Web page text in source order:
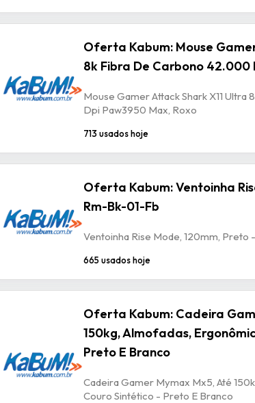
Oferta Kabum: Mouse
8k Fibra De Carbono 42.000
Mouse Gamer Attack Shark X11
Dpi Paw3950 Max, Roxo
713 usados hoje
Oferta Kabum: Ventoinha
Rm-Bk-01-Fb
Ventoinha Rise Mode, 120mm, Preto
665 usados hoje
Oferta Kabum: Cadeira
150kg, Almofadas,
Preto E Branco
Cadeira Gamer Mymax Mx5, Até
Couro Sintético - Preto E Branco